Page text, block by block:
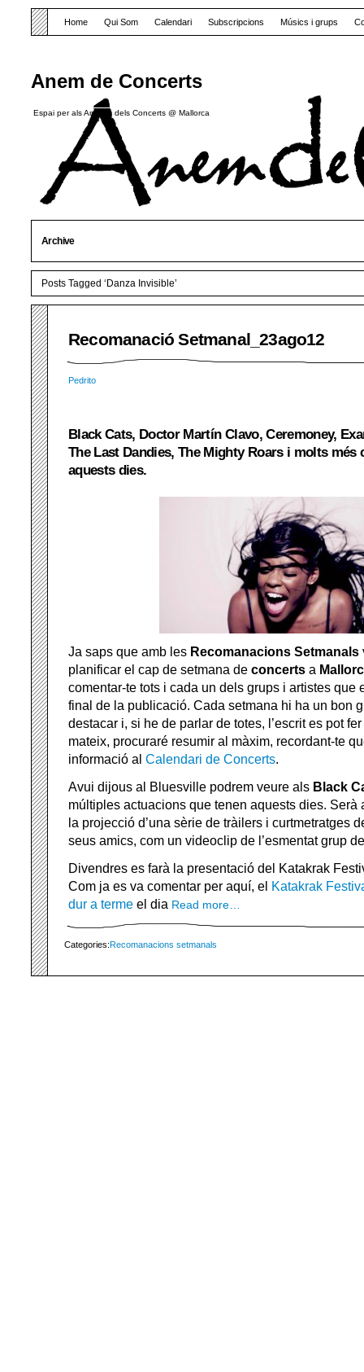
Anem de Concerts
Espai per als Amants dels Concerts @ Mallorca
Home Qui Som Calendari Subscripcions Músics i grups
Archive
Posts Tagged ‘Danza Invisible’
Recomanació Setmanal_23ago12
Pedrito
Black Cats, Doctor Martín Clavo, Ceremoney,
The Last Dandies, The Mighty Roars i molts més
aquests dies.
Ja saps que amb les Recomanacions Setmanals
planificar el cap de setmana de concerts a
comentar-te tots i cada un dels grups i artistes que
final de la publicació. Cada setmana hi ha un bon
destacar i, si he de parlar de totes, l’escrit es pot
mateix, procuraré resumir al màxim, recordant-te
informació al Calendari de Concerts.
Avui dijous al Bluesville podrem veure als Black
múltiples actuacions que tenen aquests dies. Serà
la projecció d’una sèrie de tràilers i curtmetratges
seus amics, com un videoclip de l’esmentat grup
Divendres es farà la presentació del Katakrak
Com ja es va comentar per aquí, el Katakrak
dur a terme el dia Read more…
Categories:Recomanacions setmanals